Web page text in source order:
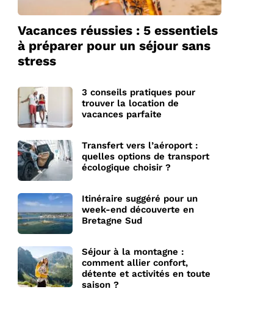
Vacances réussies : 5 essentiels
à préparer pour un séjour sans
stress
3 conseils pratiques pour
trouver la location de
vacances parfaite
Transfert vers l’aéroport :
quelles options de transport
écologique choisir ?
Itinéraire suggéré pour un
week-end découverte en
Bretagne Sud
Séjour à la montagne :
comment allier confort,
détente et activités en toute
saison ?